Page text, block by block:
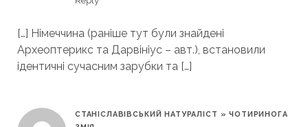
[…] Німеччина (раніше тут були знайдені
Археоптерикс та Дарвініус – авт.), встановили
ідентичні сучасним зарубки та […]
СТАНІСЛАВІВСЬКИЙ НАТУРАЛІСТ » ЧОТИРИНОГА